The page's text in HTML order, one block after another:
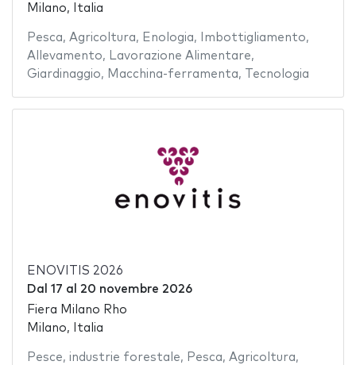
Milano, Italia
Pesca, Agricoltura, Enologia, Imbottigliamento,
Allevamento, Lavorazione Alimentare,
Giardinaggio, Macchina-ferramenta, Tecnologia
ENOVITIS 2026
Dal 17 al 20 novembre 2026
Fiera Milano Rho
Milano, Italia
Pesce, industrie forestale, Pesca, Agricoltura,